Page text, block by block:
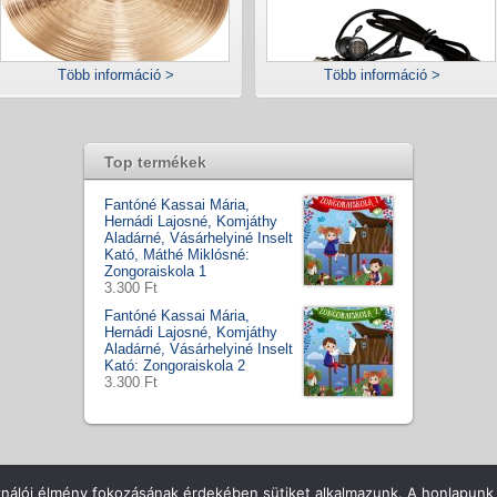
Több információ > Több információ >
Top termékek
Fantóné Kassai Mária,
Hernádi Lajosné, Komjáthy
Aladárné, Vásárhelyiné Inselt
Kató, Máthé Miklósné:
Zongoraiskola 1
3.300 Ft
Fantóné Kassai Mária,
Hernádi Lajosné, Komjáthy
Aladárné, Vásárhelyiné Inselt
Kató: Zongoraiskola 2
3.300 Ft
Reserved Csapatunk Hírek / Tesztek ÁSZF
élmény fokozásának érdekében sütiket alkalmazunk. A